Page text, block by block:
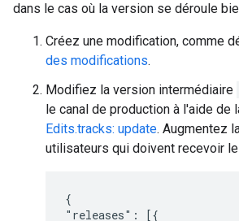
dans le cas où la version se déroule
Créez une modification, comme
des modifications.
Modifiez la version intermédiaire
le canal de production à l'aide de
Edits.tracks: update. Augmentez
utilisateurs qui doivent recevoir le
{
"releases": [{